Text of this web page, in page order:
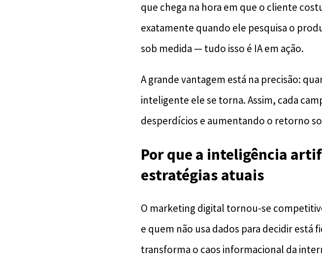
que chega na hora em que o cliente
exatamente quando ele pesquisa o
sob medida — tudo isso é IA em ação.
A grande vantagem está na precisão:
inteligente ele se torna. Assim, cada
desperdícios e aumentando o retorno
Por que a inteligência
estratégias atuais
O marketing digital tornou-se
e quem não usa dados para decidir está
transforma o caos informacional da